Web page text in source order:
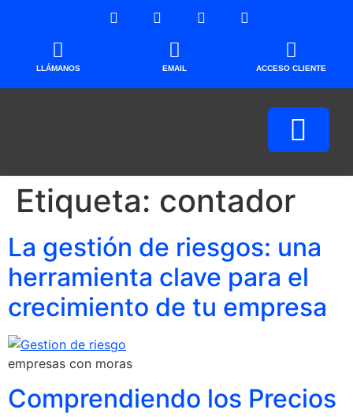
LLÁMANOS EMAIL ACCESO CLIENTE
Etiqueta: contador
La gestión de riesgos: una
herramienta clave para el
crecimiento de tu empresa
empresas con moras
Comprendiendo los Precios